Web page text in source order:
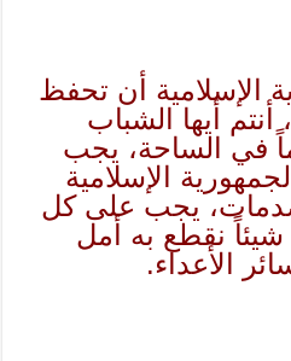
الإسلامية أن تحفظ
أيها الشباب
في الساحة، يجب
الإسلامية
يجب على كل
شيئاً نقطع به أمل
الأعداء.